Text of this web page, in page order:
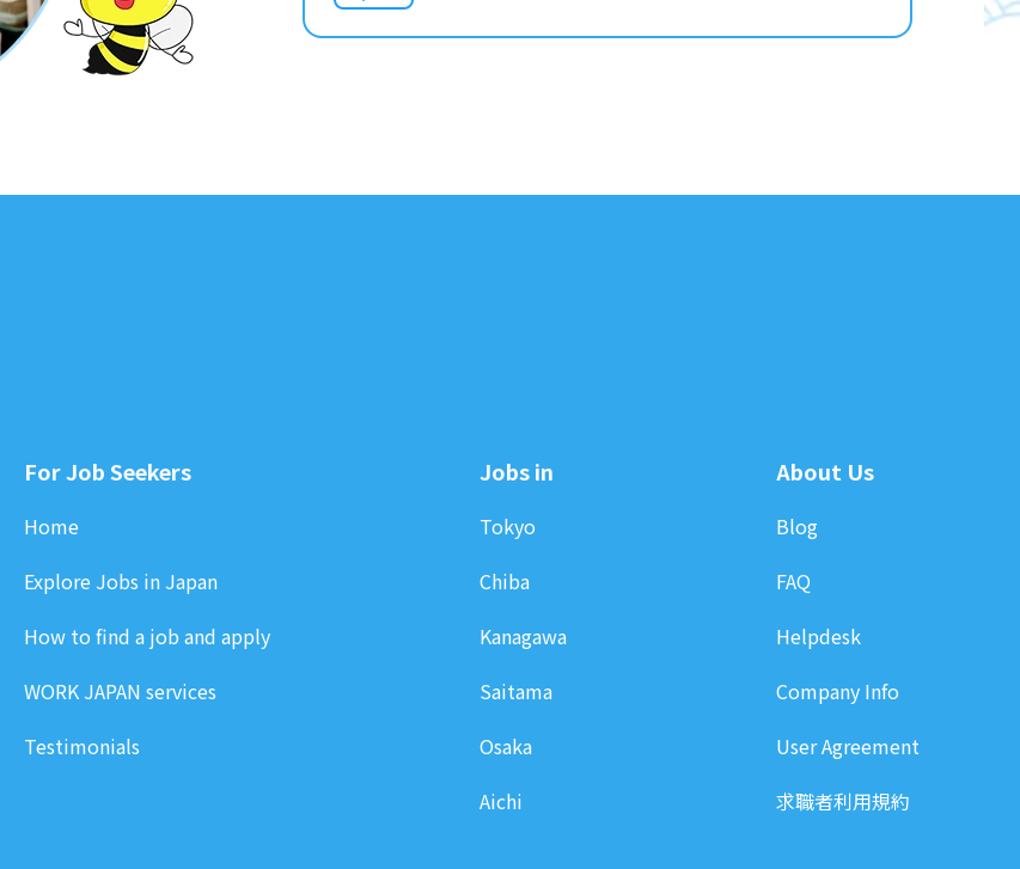
For Job Seekers
Home
Explore Jobs in Japan
How to find a job and apply
WORK JAPAN services
Testimonials
Jobs in
Tokyo
Chiba
Kanagawa
Saitama
Osaka
Aichi
About Us
Blog
FAQ
Helpdesk
Company Info
User Agreement
求職者利用規約